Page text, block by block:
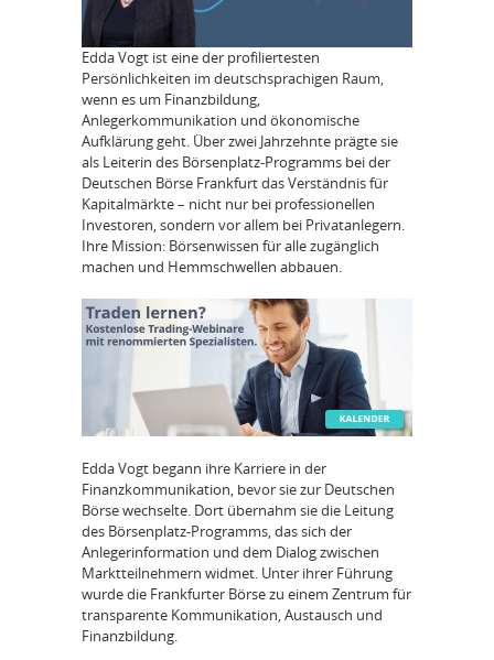
Edda Vogt ist eine der profiliertesten
Persönlichkeiten im deutschsprachigen Raum,
wenn es um Finanzbildung,
Anlegerkommunikation und ökonomische
Aufklärung geht. Über zwei Jahrzehnte prägte sie
als Leiterin des Börsenplatz-Programms bei der
Deutschen Börse Frankfurt das Verständnis für
Kapitalmärkte – nicht nur bei professionellen
Investoren, sondern vor allem bei Privatanlegern.
Ihre Mission: Börsenwissen für alle zugänglich
machen und Hemmschwellen abbauen.
Edda Vogt begann ihre Karriere in der
Finanzkommunikation, bevor sie zur Deutschen
Börse wechselte. Dort übernahm sie die Leitung
des Börsenplatz-Programms, das sich der
Anlegerinformation und dem Dialog zwischen
Marktteilnehmern widmet. Unter ihrer Führung
wurde die Frankfurter Börse zu einem Zentrum für
transparente Kommunikation, Austausch und
Finanzbildung.